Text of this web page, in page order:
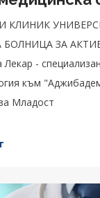
КЛИНИК
ЗА
Лекар -
към
Младост